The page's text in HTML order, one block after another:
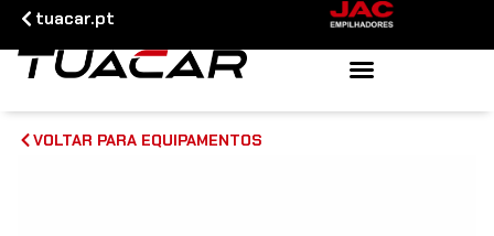
tuacar.pt
VOLTAR PARA EQUIPAMENTOS